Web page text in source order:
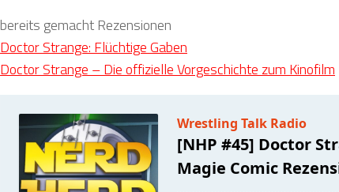
bereits gemacht Rezensionen
Doctor Strange: Flüchtige Gaben
Doctor Strange – Die offizielle Vorgeschichte zum Kinofilm